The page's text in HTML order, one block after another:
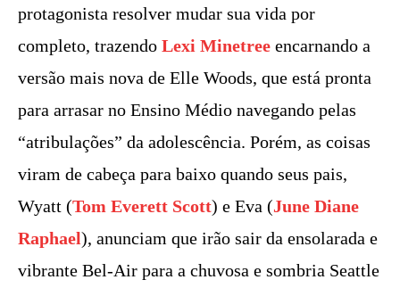
protagonista resolver mudar sua vida por
completo, trazendo Lexi Minetree encarnando a
versão mais nova de Elle Woods, que está pronta
para arrasar no Ensino Médio navegando pelas
“atribulações” da adolescência. Porém, as coisas
viram de cabeça para baixo quando seus pais,
Wyatt (Tom Everett Scott) e Eva (June Diane
Raphael), anunciam que irão sair da ensolarada e
vibrante Bel-Air para a chuvosa e sombria Seattle